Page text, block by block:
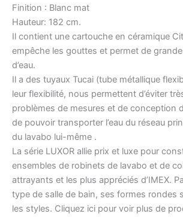
Finition : Blanc mat
Hauteur: 182 cm.
Il contient une cartouche en céramique
empêche les gouttes et permet de
d’eau.
Il a des tuyaux Tucai (tube métallique
leur flexibilité, nous permettent d’éviter
problèmes de mesures et de conception
de pouvoir transporter l’eau du réseau
du lavabo lui-même .
La série LUXOR allie prix et luxe pour
ensembles de robinets de lavabo et de
attrayants et les plus appréciés d’IMEX.
type de salle de bain, ses formes rondes
les styles. Cliquez ici pour voir plus de